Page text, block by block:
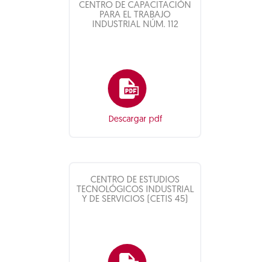
CENTRO DE CAPACITACIÓN
PARA EL TRABAJO
INDUSTRIAL NÚM. 112
Descargar pdf
CENTRO DE ESTUDIOS
TECNOLÓGICOS INDUSTRIAL
Y DE SERVICIOS (CETIS 45)